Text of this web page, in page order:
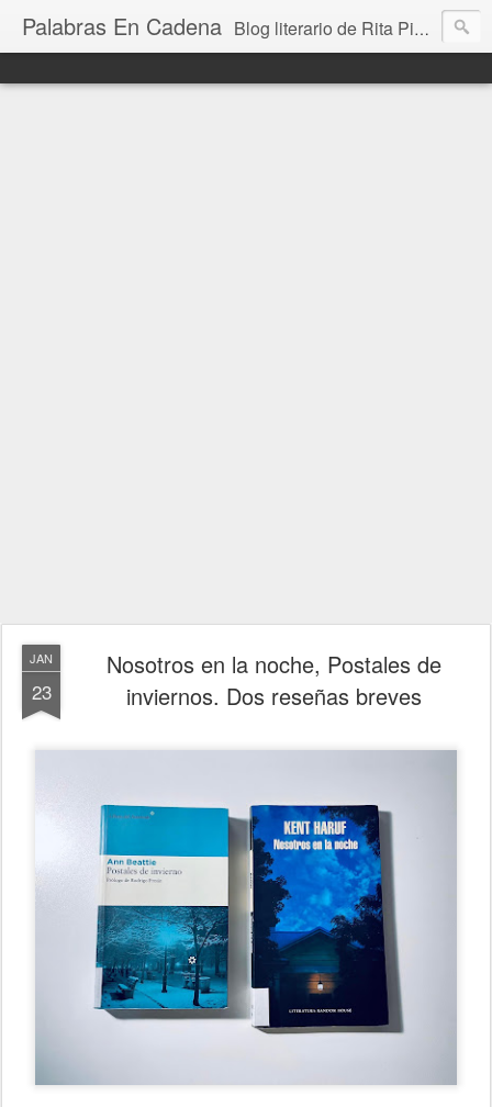
Palabras En Cadena Blog literario de Rita Piedrafita
JAN
23
Nosotros en la noche, Postales de
inviernos. Dos reseñas breves